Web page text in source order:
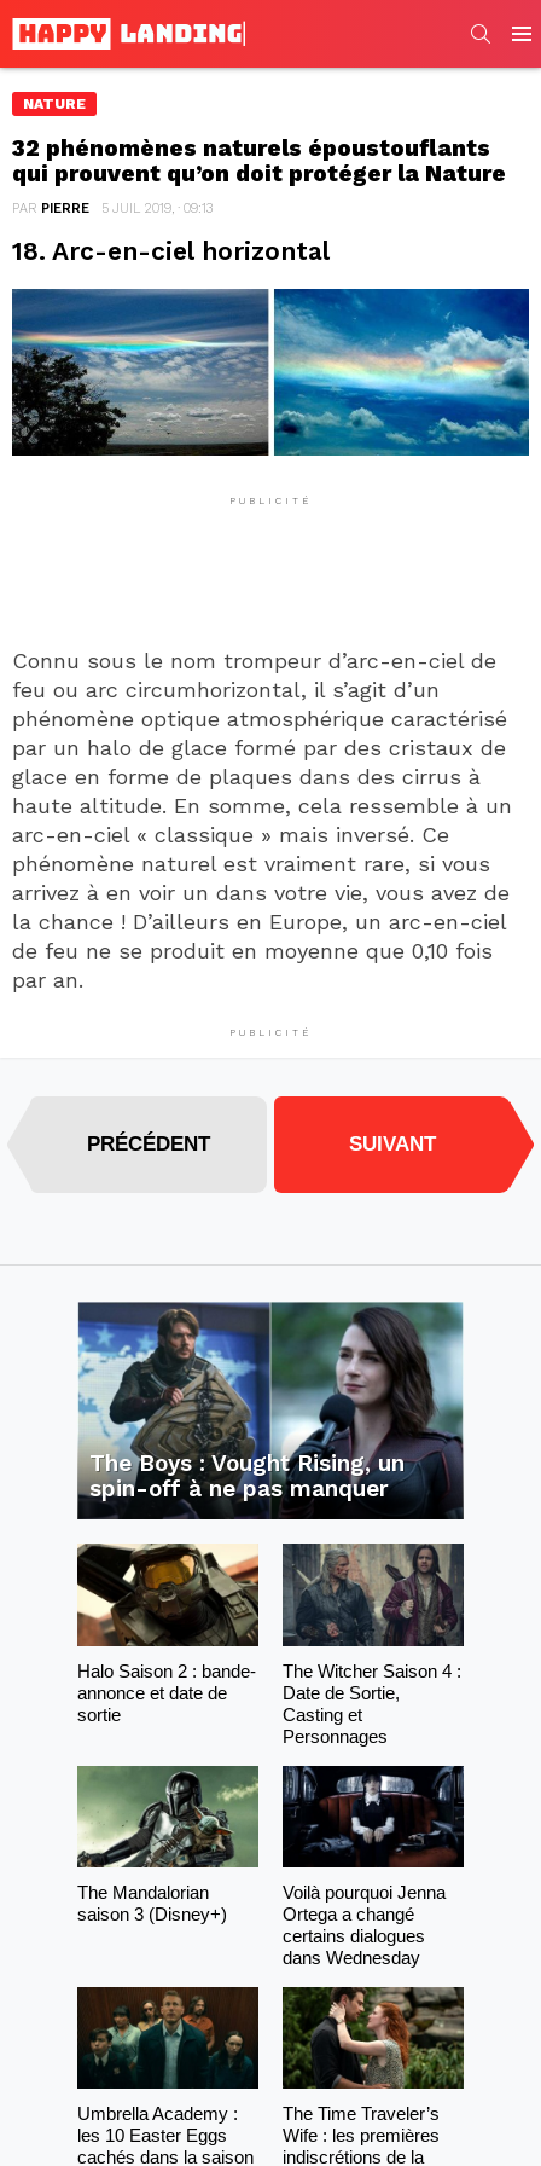
NATURE
32 phénomènes naturels époustouflants
qui prouvent qu’on doit protéger la Nature
PAR PIERRE 5 JUIL 2019, · 09:13
18. Arc-en-ciel horizontal
PUBLICITÉ
Connu sous le nom trompeur d’arc-en-ciel de
feu ou arc circumhorizontal, il s’agit d’un
phénomène optique atmosphérique caractérisé
par un halo de glace formé par des cristaux de
glace en forme de plaques dans des cirrus à
haute altitude. En somme, cela ressemble à un
arc-en-ciel « classique » mais inversé. Ce
phénomène naturel est vraiment rare, si vous
arrivez à en voir un dans votre vie, vous avez de
la chance ! D’ailleurs en Europe, un arc-en-ciel
de feu ne se produit en moyenne que 0,10 fois
par an.
PUBLICITÉ
PRÉCÉDENT SUIVANT
The Boys : Vought Rising, un
spin-off à ne pas manquer
Halo Saison 2 : bande-
annonce et date de
sortie
The Witcher Saison 4 :
Date de Sortie,
Casting et
Personnages
The Mandalorian
saison 3 (Disney+)
Voilà pourquoi Jenna
Ortega a changé
certains dialogues
dans Wednesday
Umbrella Academy :
les 10 Easter Eggs
cachés dans la saison
The Time Traveler’s
Wife : les premières
indiscrétions de la